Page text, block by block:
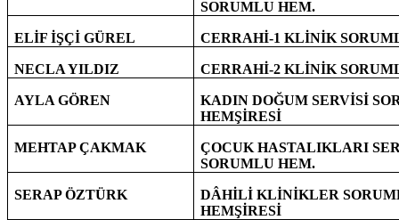
SORUMLU HEM.
ELİF İŞÇİ GÜREL CERRAHİ-1 KLİNİK
NECLA YILDIZ CERRAHİ-2 KLİNİK
AYLA GÖREN
KADIN DOĞUM SERVİSİ
HEMŞİRESİ
MEHTAP ÇAKMAK
ÇOCUK HASTALIKLARI
SORUMLU HEM.
SERAP ÖZTÜRK
DÂHİLİ KLİNİKLER
HEMŞİRESİ